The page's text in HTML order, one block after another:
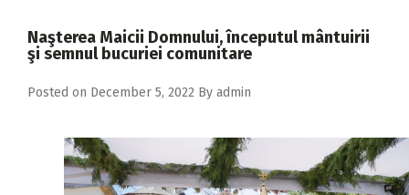
2017
Naşterea Maicii Domnului, începutul mântuirii
şi semnul bucuriei comunitare
Posted on December 5, 2022 By admin